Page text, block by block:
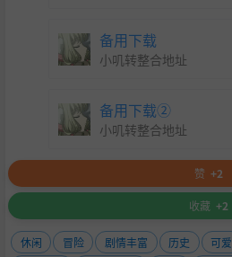
备用下载
小叽转整合地址
备用下载②
小叽转整合地址
赞 +2
收藏 +2
休闲 冒险 剧情丰富 历史 可爱